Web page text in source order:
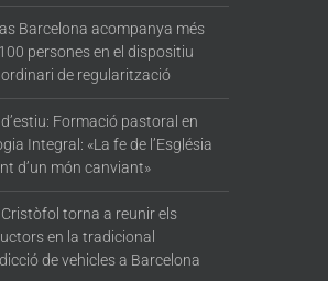
Barcelona acompanya més
persones en el dispositiu
de regularització
Formació pastoral en
Integral: «La fe de l’Església
d’un món canviant»
torna a reunir els
en la tradicional
de vehicles a Barcelona